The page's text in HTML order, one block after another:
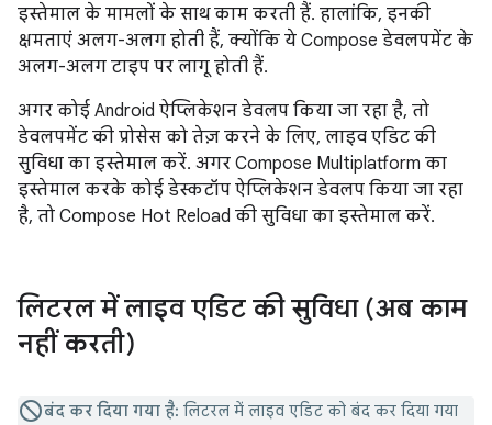
इस्तेमाल के मामलों के साथ काम करती हैं. हालांकि, इनकी
क्षमताएं अलग-अलग होती हैं, क्योंकि ये Compose डेवलपमेंट के
अलग-अलग टाइप पर लागू होती हैं.
अगर कोई Android ऐप्लिकेशन डेवलप किया जा रहा है, तो
डेवलपमेंट की प्रोसेस को तेज़ करने के लिए, लाइव एडिट की
सुविधा का इस्तेमाल करें. अगर Compose Multiplatform का
इस्तेमाल करके कोई डेस्कटॉप ऐप्लिकेशन डेवलप किया जा रहा
है, तो Compose Hot Reload की सुविधा का इस्तेमाल करें.
लिटरल में लाइव एडिट की सुविधा (अब काम
नहीं करती)
बंद कर दिया गया है: लिटरल में लाइव एडिट को बंद कर दिया गया